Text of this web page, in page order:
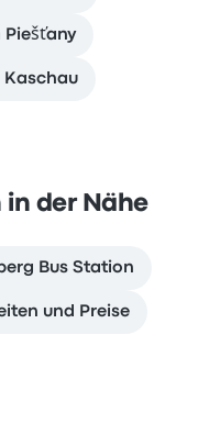
Piešťany
Kaschau
in der Nähe
Bus Station
und Preise